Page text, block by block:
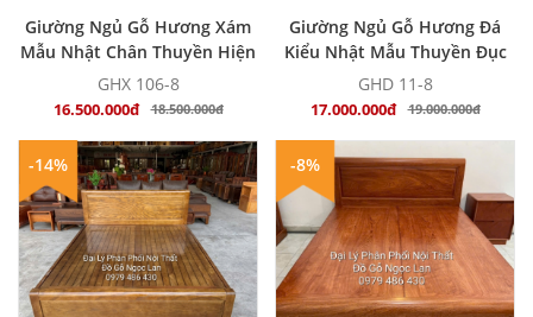
MUA NGAY
Giường Ngủ Gỗ Hương Xám
Mẫu Nhật Chân Thuyền Hiện
Đại
GHX 106-8
16.500.000đ 18.500.000đ
MUA NGAY
Giường Ngủ Gỗ Hương Đá
Kiểu Nhật Mẫu Thuyền Đục
Trám - Hiện Đại
GHD 11-8
17.000.000đ 19.000.000đ
-14% -8%